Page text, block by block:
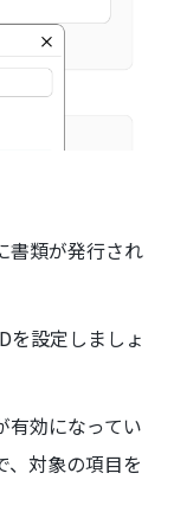
書類が発行され
を設定しましょ
有効になってい
、対象の項目を